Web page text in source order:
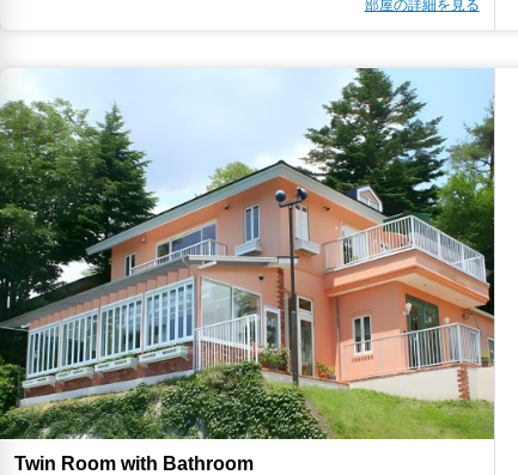
部屋の詳細を見る
Twin Room with Bathroom